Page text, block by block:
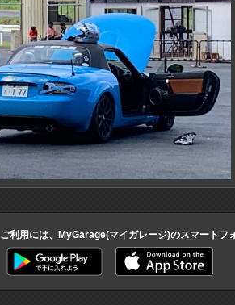
ご利用には、MyGarage(マイガレージ)のスマートフ